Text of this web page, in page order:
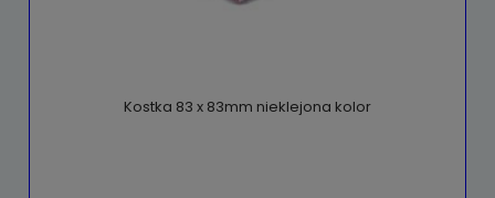
Kostka 83 x 83mm nieklejona kolor